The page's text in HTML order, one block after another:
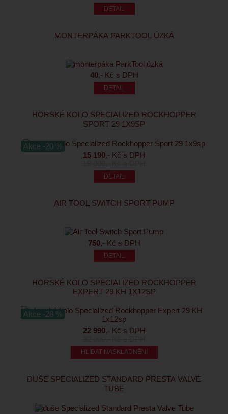
MONTERPÁKA PARKTOOL ÚZKÁ
40,- Kč s DPH
HORSKÉ KOLO SPECIALIZED ROCKHOPPER
SPORT 29 1X9SP
Akce -20 %
15 190,- Kč s DPH
AIR TOOL SWITCH SPORT PUMP
750,- Kč s DPH
HORSKÉ KOLO SPECIALIZED ROCKHOPPER
EXPERT 29 KH 1X12SP
Akce -28 %
22 990,- Kč s DPH
HLÍDAT NASKLADNĚNÍ
DUŠE SPECIALIZED STANDARD PRESTA VALVE
TUBE